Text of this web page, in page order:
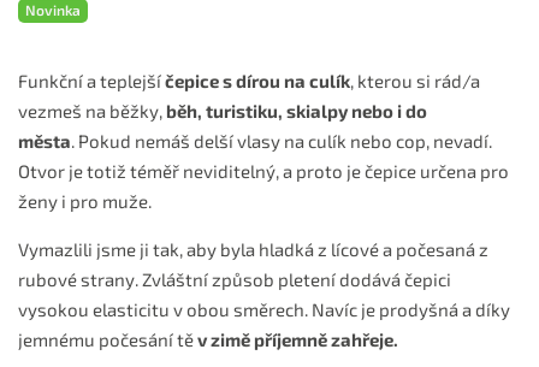
Funkční a teplejšíčepice s dírou na culík, kterou si rád/a
vezmeš na běžky, běh, turistiku, skialpy nebo i do
města. Pokud nemáš delší vlasy na culík nebo cop, nevadí.
Otvor je totiž téměř neviditelný, a proto je čepice určena pro
ženy i pro muže.
Vymazlili jsme ji tak, aby byla hladká z lícové a počesaná z
rubové strany. Zvláštní způsob pletení dodává čepici
vysokou elasticitu v obou směrech. Navíc je prodyšná a díky
jemnému počesání těv zimě příjemně zahřeje.
Novinka